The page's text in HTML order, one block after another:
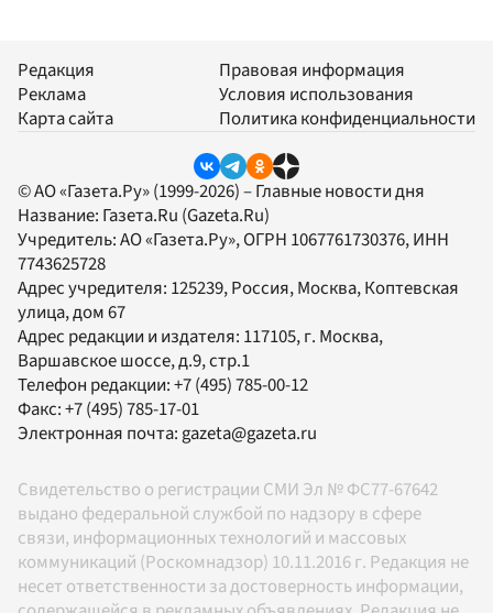
Редакция
Реклама
Карта сайта
Правовая информация
Условия использования
Политика конфиденциальности
© АО «Газета.Ру» (1999-2026) – Главные новости дня
Название: Газета.Ru (Gazeta.Ru)
Учредитель:АО «Газета.Ру», ОГРН 1067761730376, ИНН
7743625728
Адрес учредителя: 125239, Россия, Москва, Коптевская
улица, дом 67
Адрес редакции и издателя: 117105, г. Москва,
Варшавское шоссе, д.9, стр.1
Телефон редакции:+7 (495) 785-00-12
Факс:+7 (495) 785-17-01
Электронная почта:gazeta@gazeta.ru
Свидетельство о регистрации СМИ Эл № ФС77-67642
выдано федеральной службой по надзору в сфере
связи, информационных технологий и массовых
коммуникаций (Роскомнадзор) 10.11.2016 г. Редакция не
несет ответственности за достоверность информации,